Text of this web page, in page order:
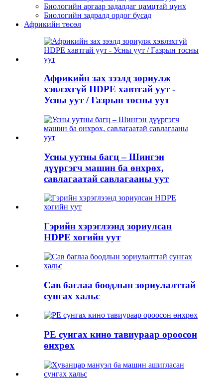
Биологийн аргаар задалдаг цамцтай цүнх
Биологийн задралд ордог бусад
Африкийн төсөл
Африкийн зах зээлд зориулж
хэвлэхгүй HDPE хавтгай уут -
Усны уут / Газрын тосны уут
Усны уутны багц – Шингэн
дүүргэгч машин ба өнхрөх,
савлагаатай савлагааны уут
Гэрийн хэрэглээнд зориулсан
HDPE хогийн уут
Сав баглаа боодлын зориулалттай
сунгах хальс
PE сунгах кино тавиураар ороосон
өнхрөх